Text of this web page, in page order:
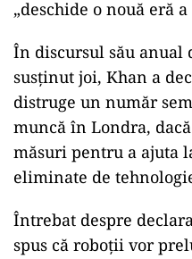
„deschide o nouă eră
În discursul său anual
susținut joi, Khan a
distruge un număr
muncă în Londra,
măsuri pentru a ajuta
eliminate de
Întrebat despre
spus că roboții vor